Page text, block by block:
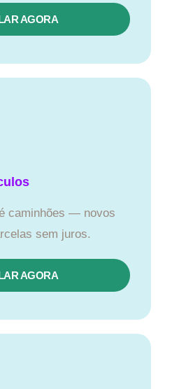
AGORA​
caminhões — novos
sem juros.
AGORA